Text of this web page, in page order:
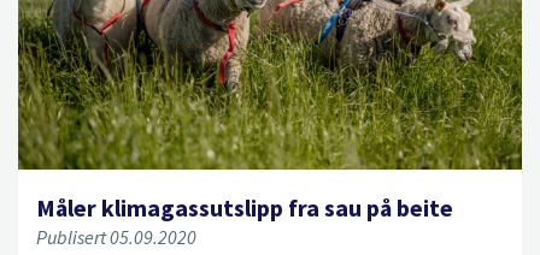
Måler klimagassutslipp fra sau på beite
Publisert 05.09.2020